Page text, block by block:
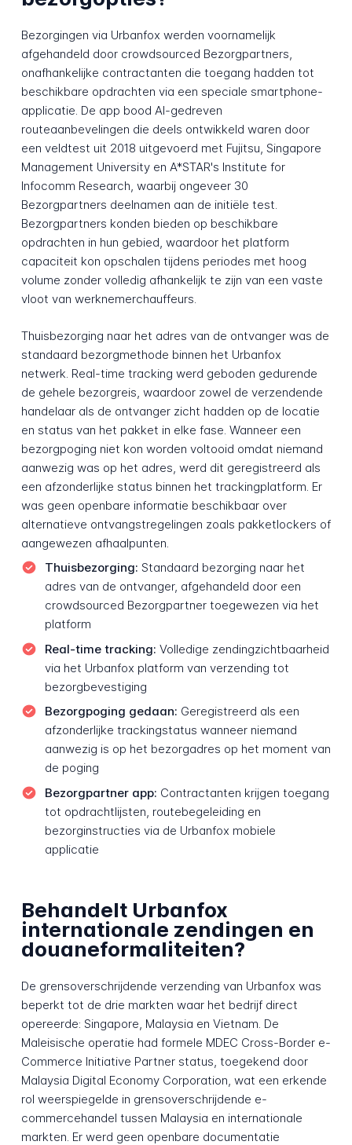
Bezorgingen via Urbanfox werden voornamelijk
afgehandeld door crowdsourced Bezorgpartners,
onafhankelijke contractanten die toegang hadden tot
beschikbare opdrachten via een speciale smartphone-
applicatie. De app bood AI-gedreven
routeaanbevelingen die deels ontwikkeld waren door
een veldtest uit 2018 uitgevoerd met Fujitsu, Singapore
Management University en A*STAR's Institute for
Infocomm Research, waarbij ongeveer 30
Bezorgpartners deelnamen aan de initiële test.
Bezorgpartners konden bieden op beschikbare
opdrachten in hun gebied, waardoor het platform
capaciteit kon opschalen tijdens periodes met hoog
volume zonder volledig afhankelijk te zijn van een vaste
vloot van werknemerchauffeurs.
Thuisbezorging naar het adres van de ontvanger was de
standaard bezorgmethode binnen het Urbanfox
netwerk. Real-time tracking werd geboden gedurende
de gehele bezorgreis, waardoor zowel de verzendende
handelaar als de ontvanger zicht hadden op de locatie
en status van het pakket in elke fase. Wanneer een
bezorgpoging niet kon worden voltooid omdat niemand
aanwezig was op het adres, werd dit geregistreerd als
een afzonderlijke status binnen het trackingplatform. Er
was geen openbare informatie beschikbaar over
alternatieve ontvangstregelingen zoals pakketlockers of
aangewezen afhaalpunten.
Thuisbezorging: Standaard bezorging naar het
adres van de ontvanger, afgehandeld door een
crowdsourced Bezorgpartner toegewezen via het
platform
Real-time tracking: Volledige zendingzichtbaarheid
via het Urbanfox platform van verzending tot
bezorgbevestiging
Bezorgpoging gedaan: Geregistreerd als een
afzonderlijke trackingstatus wanneer niemand
aanwezig is op het bezorgadres op het moment van
de poging
Bezorgpartner app: Contractanten krijgen toegang
tot opdrachtlijsten, routebegeleiding en
bezorginstructies via de Urbanfox mobiele
applicatie
Behandelt Urbanfox
internationale zendingen en
douaneformaliteiten?
De grensoverschrijdende verzending van Urbanfox was
beperkt tot de drie markten waar het bedrijf direct
opereerde: Singapore, Malaysia en Vietnam. De
Maleisische operatie had formele MDEC Cross-Border e-
Commerce Initiative Partner status, toegekend door
Malaysia Digital Economy Corporation, wat een erkende
rol weerspiegelde in grensoverschrijdende e-
commercehandel tussen Malaysia en internationale
markten. Er werd geen openbare documentatie